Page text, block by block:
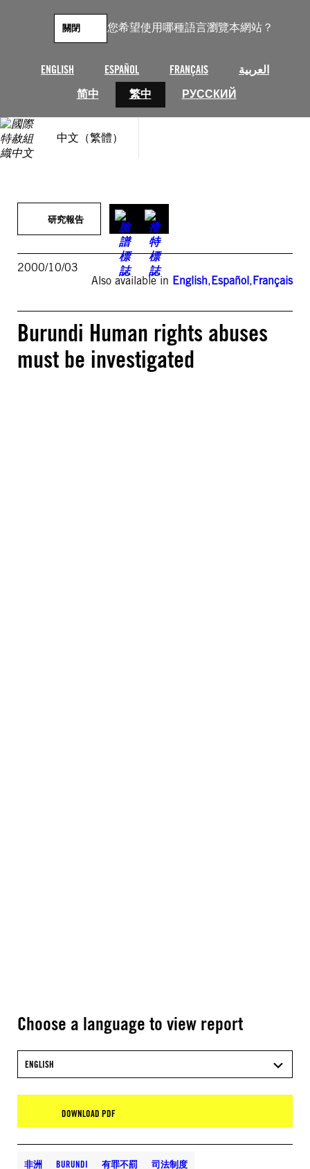
您希望使用哪種語言瀏覽本網站？
ENGLISH ESPAÑOL FRANÇAIS
العربية
简中
繁中 РУССКИЙ
關閉
中文（繁體）
研究報告
2000/10/03
Also available in English,Español,Français
Burundi Human rights abuses
must be investigated
Choose a language to view report
ENGLISH
DOWNLOAD PDF
非洲 BURUNDI 有罪不罰 司法制度